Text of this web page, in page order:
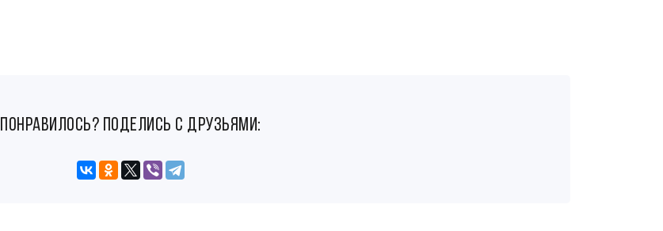
понравилось? поделись с друзьями: